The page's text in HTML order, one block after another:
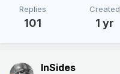
Replies
101
Created
1 yr
InSides